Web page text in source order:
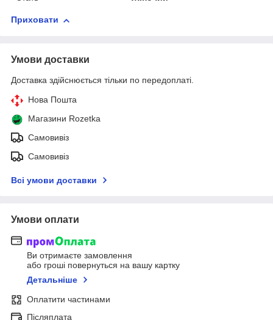
Приховати
Умови доставки
Доставка здійснюється тільки по передоплаті.
Нова Пошта
Магазини Rozetka
Самовивіз
Самовивіз
Всі умови доставки
Умови оплати
Ви отримаєте замовлення
або гроші повернуться на вашу картку
Детальніше
Оплатити частинами
Післяплата